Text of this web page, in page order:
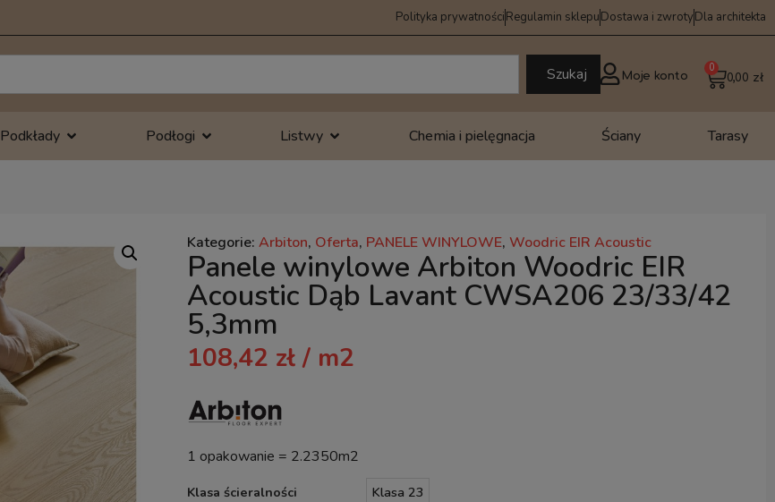
Polityka prywatnościRegulamin sklepuDostawa i zwrotyDla architekta
Szukaj Moje konto 0,00 zł
0
Podkłady Podłogi Listwy Chemia i pielęgnacja Ściany Tarasy
Kategorie: Arbiton, Oferta, PANELE WINYLOWE, Woodric EIR Acoustic
Panele winylowe Arbiton Woodric EIR
Acoustic Dąb Lavant CWSA206 23/33/42
5,3mm
108,42 zł/ m2
1 opakowanie = 2.2350m2
Klasa ścieralności Klasa 23